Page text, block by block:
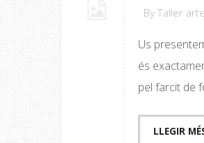
ByTaller
Us
és
pel farcit de